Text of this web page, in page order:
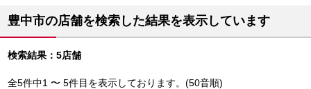
豊中市の店舗を検索した結果を表示しています
検索結果：5店舗
全5件中1 〜 5件目を表示しております。(50音順)